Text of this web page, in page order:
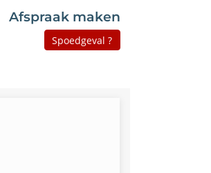
Afspraak maken
Spoedgeval ?